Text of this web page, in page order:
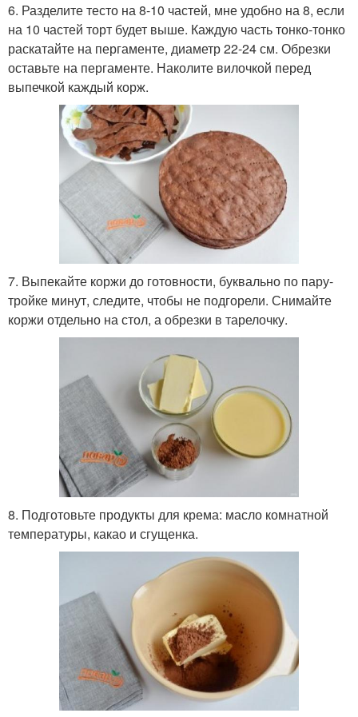
6. Разделите тесто на 8-10 частей, мне удобно на 8, если
на 10 частей торт будет выше. Каждую часть тонко-тонко
раскатайте на пергаменте, диаметр 22-24 см. Обрезки
оставьте на пергаменте. Наколите вилочкой перед
выпечкой каждый корж.
7. Выпекайте коржи до готовности, буквально по пару-
тройке минут, следите, чтобы не подгорели. Снимайте
коржи отдельно на стол, а обрезки в тарелочку.
8. Подготовьте продукты для крема: масло комнатной
температуры, какао и сгущенка.